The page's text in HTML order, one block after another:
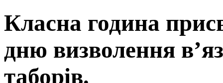
Класна година
дню визволення
таборів.